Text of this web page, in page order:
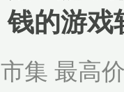
钱的游戏
市集 最高